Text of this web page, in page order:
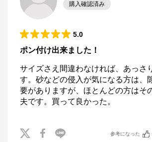
購入確認済み
5.0
ポン付け出来ました！
サイズさえ間違わなければ、あっさ
す。砂などの侵入が気になる方は、
要がありますが、ほとんどの方はそ
夫です。買って良かった。
参考になった